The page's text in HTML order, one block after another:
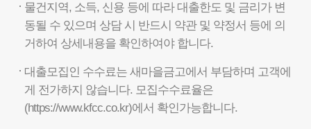
물건지역, 소득, 신용 등에 따라 대출한도 및 금리가 변
동될 수 있으며 상담 시 반드시 약관 및 약정서 등에 의
거하여 상세내용을 확인하여야 합니다.
대출모집인 수수료는 새마을금고에서 부담하며 고객에
게 전가하지 않습니다. 모집수수료율은
(https://www.kfcc.co.kr)에서 확인가능합니다.